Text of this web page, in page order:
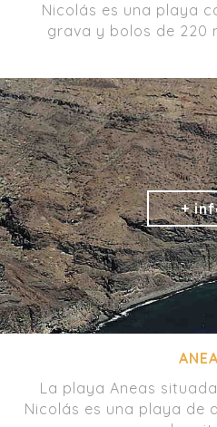
Nicolás es una playa
grava y bolos de 220
La playa Aneas
Nicolás es una playa de